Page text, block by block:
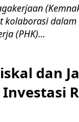
kolaborasi
(PHK)...
dan